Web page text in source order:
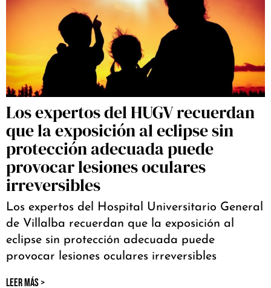
Los expertos del HUGV recuerdan
que la exposición al eclipse sin
protección adecuada puede
provocar lesiones oculares
irreversibles
Los expertos del Hospital Universitario General
de Villalba recuerdan que la exposición al
eclipse sin protección adecuada puede
provocar lesiones oculares irreversibles
LEER MÁS >